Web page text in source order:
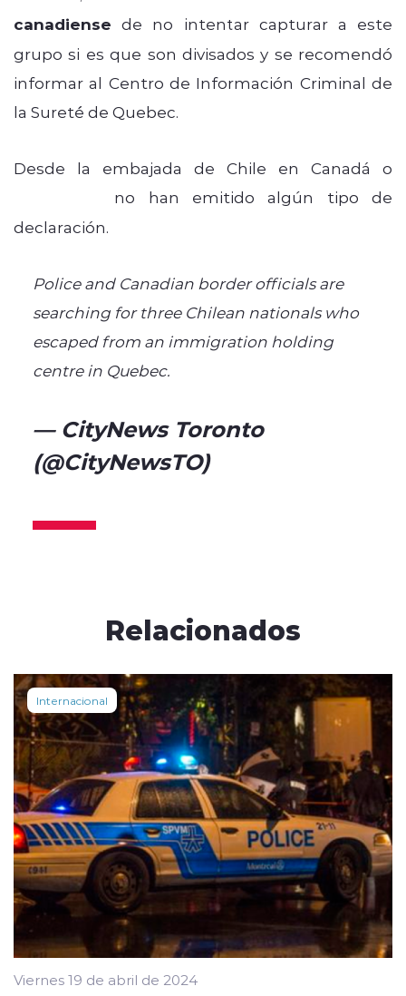
canadiense de no intentar capturar a este
grupo si es que son divisados y se recomendó
informar al Centro de Información Criminal de
la Suret´é de Quebec.
Desde la embajada de Chile en Canadá o
no han emitido algún tipo de
declaración.
Police and Canadian border officials are
searching for three Chilean nationals who
escaped from an immigration holding
centre in Quebec.
— CityNews Toronto
(@CityNewsTO)
Relacionados
Internacional
Viernes 19 de abril de 2024